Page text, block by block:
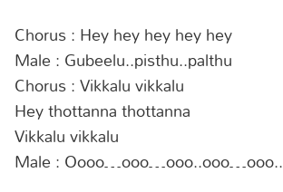
Chorus : Hey hey hey hey hey
Male : Gubeelu..pisthu..palthu
Chorus : Vikkalu vikkalu
Hey thottanna thottanna
Vikkalu vikkalu
Male : Oooo…ooo…ooo..ooo…ooo..